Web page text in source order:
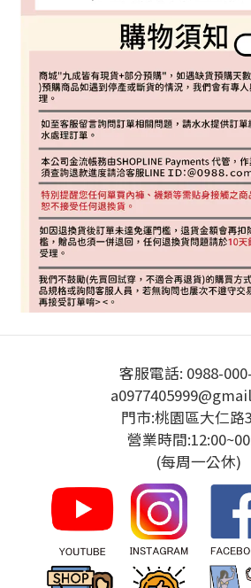
客服電話: 0988-
門市:桃園區大仁路
營業時間
(每周一公休)